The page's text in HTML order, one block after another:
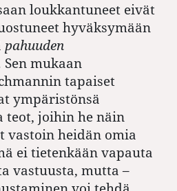
loukkantuneet eivät
hyväksymään
pahuuden
Sen mukaan
tapaiset
ympäristönsä
teot, joihin he näin
vastoin heidän omia
ei tietenkään vapauta
vastuusta, mutta –